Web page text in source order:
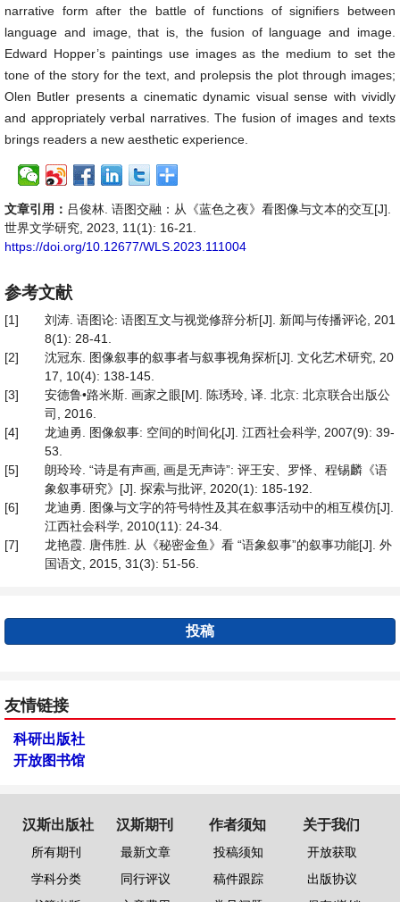
narrative form after the battle of functions of signifiers between
language and image, that is, the fusion of language and image.
Edward Hopper’s paintings use images as the medium to set the
tone of the story for the text, and prolepsis the plot through images;
Olen Butler presents a cinematic dynamic visual sense with vividly
and appropriately verbal narratives. The fusion of images and texts
brings readers a new aesthetic experience.
文章引用： 吕俊林. 语图交融：从《蓝色之夜》看图像与文本的交互[J].
世界文学研究, 2023, 11(1): 16-21.
https://doi.org/10.12677/WLS.2023.111004
参考文献
[1]
刘涛. 语图论: 语图互文与视觉修辞分析[J]. 新闻与传播评论, 201
8(1): 28-41.
[2]
沈冠东. 图像叙事的叙事者与叙事视角探析[J]. 文化艺术研究, 20
17, 10(4): 138-145.
[3]
安德鲁•路米斯. 画家之眼[M]. 陈琇玲, 译. 北京: 北京联合出版公
司, 2016.
[4]
龙迪勇. 图像叙事: 空间的时间化[J]. 江西社会科学, 2007(9): 39-
53.
[5]
朗玲玲. “诗是有声画, 画是无声诗”: 评王安、罗怿、程锡麟《语
象叙事研究》[J]. 探索与批评, 2020(1): 185-192.
[6]
龙迪勇. 图像与文字的符号特性及其在叙事活动中的相互模仿[J].
江西社会科学, 2010(11): 24-34.
[7]
龙艳霞. 唐伟胜. 从《秘密金鱼》看 “语象叙事”的叙事功能[J]. 外
国语文, 2015, 31(3): 51-56.
投稿
友情链接
科研出版社
开放图书馆
汉斯出版社
所有期刊
学科分类
汉斯期刊
最新文章
同行评议
作者须知
投稿须知
稿件跟踪
关于我们
开放获取
出版协议